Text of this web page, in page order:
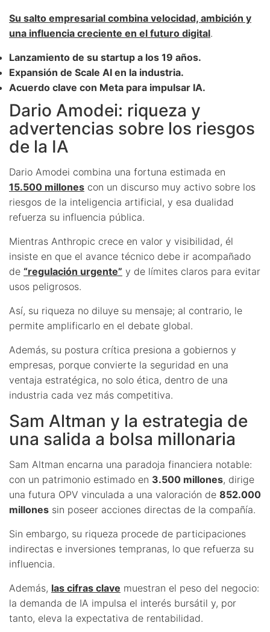
Su salto empresarial combina velocidad, ambición y
una influencia creciente en el futuro digital.
Lanzamiento de su startup a los 19 años.
Expansión de Scale AI en la industria.
Acuerdo clave con Meta para impulsar IA.
Dario Amodei: riqueza y
advertencias sobre los riesgos
de la IA
Dario Amodei combina una fortuna estimada en
15.500 millones con un discurso muy activo sobre los
riesgos de la inteligencia artificial, y esa dualidad
refuerza su influencia pública.
Mientras Anthropic crece en valor y visibilidad, él
insiste en que el avance técnico debe ir acompañado
de “regulación urgente” y de límites claros para evitar
usos peligrosos.
Así, su riqueza no diluye su mensaje; al contrario, le
permite amplificarlo en el debate global.
Además, su postura crítica presiona a gobiernos y
empresas, porque convierte la seguridad en una
ventaja estratégica, no solo ética, dentro de una
industria cada vez más competitiva.
Sam Altman y la estrategia de
una salida a bolsa millonaria
Sam Altman encarna una paradoja financiera notable:
con un patrimonio estimado en 3.500 millones, dirige
una futura OPV vinculada a una valoración de 852.000
millones sin poseer acciones directas de la compañía.
Sin embargo, su riqueza procede de participaciones
indirectas e inversiones tempranas, lo que refuerza su
influencia.
Además, las cifras clave muestran el peso del negocio:
la demanda de IA impulsa el interés bursátil y, por
tanto, eleva la expectativa de rentabilidad.